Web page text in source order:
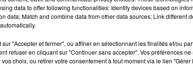
data to offer following functionalities: Identify devices based on
data; Match and combine data from other data sources; Link different
"Accepter et fermer", ou affiner en sélectionnant les finalités et/ou
refuser en cliquant sur "Continuer sans accepter". Vos préférences
choix, ou retirer votre consentement à tout moment via le lien